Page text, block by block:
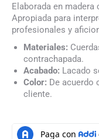
Elaborada en
Apropiada para
profesionales y
Materiales:
contrachapada.
Acabado: Lacado
Color: De acuerdo
cliente.